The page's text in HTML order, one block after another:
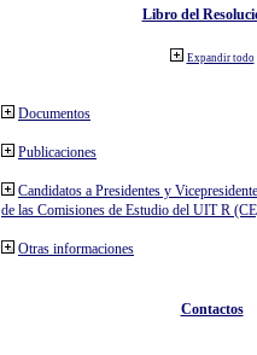
Libro del
Expandir todo
Documentos
Publicaciones
Candidatos a Presidentes y
de las Comisiones de Estudio del UIT R
Otras informaciones
Contactos